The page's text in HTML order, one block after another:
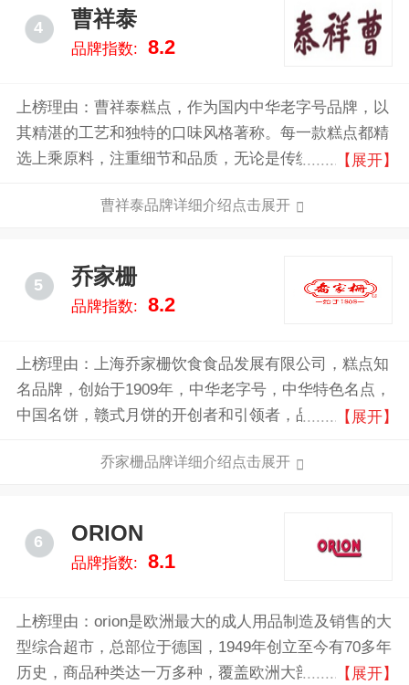
4 曹祥泰
品牌指数: 8.2
上榜理由：曹祥泰糕点，作为国内中华老字号品牌，以
其精湛的工艺和独特的口味风格著称。每一款糕点都精
选上乘原料，注重细节和品质，无论是传统经典还是创
是馈赠他人，都能彰显您的品味和选择。选择曹祥泰，
【展开】
曹祥泰品牌详细介绍点击展开
5 乔家栅
品牌指数: 8.2
上榜理由：上海乔家栅饮食食品发展有限公司，糕点知
名品牌，创始于1909年，中华老字号，中华特色名点，
中国名饼，赣式月饼的开创者和引领者，品牌连锁经营
【展开】
乔家栅品牌详细介绍点击展开
6 ORION
品牌指数: 8.1
上榜理由：orion是欧洲最大的成人用品制造及销售的大
型综合超市，总部位于德国，1949年创立至今有70多年
历史，商品种类达一万多种，覆盖欧洲大部分成人用品
【展开】